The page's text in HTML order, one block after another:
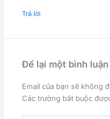
Trả lời
Để lại một bình luận
Email của bạn sẽ không
Các trường bắt buộc